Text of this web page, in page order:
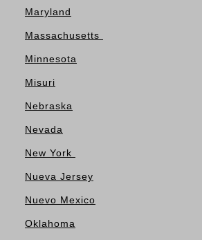
Maryland
Massachusetts
Minnesota
Misuri
Nebraska
Nevada
New York
Nueva Jersey
Nuevo Mexico
Oklahoma